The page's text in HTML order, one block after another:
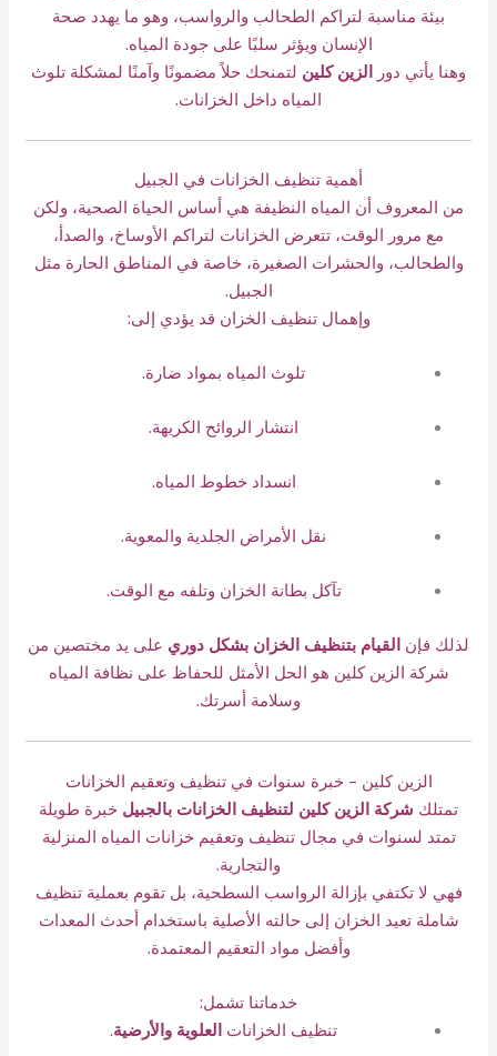
بيئة مناسبة لتراكم الطحالب والرواسب، وهو ما يهدد صحة
الإنسان ويؤثر سلبًا على جودة المياه.
وهنا يأتي دور الزين كلين لتمنحك حلاً مضمونًا وآمنًا لمشكلة تلوث
المياه داخل الخزانات.
أهمية تنظيف الخزانات في الجبيل
من المعروف أن المياه النظيفة هي أساس الحياة الصحية، ولكن
مع مرور الوقت، تتعرض الخزانات لتراكم الأوساخ، والصدأ،
والطحالب، والحشرات الصغيرة، خاصة في المناطق الحارة مثل
الجبيل.
وإهمال تنظيف الخزان قد يؤدي إلى:
تلوث المياه بمواد ضارة.
انتشار الروائح الكريهة.
انسداد خطوط المياه.
نقل الأمراض الجلدية والمعوية.
تآكل بطانة الخزان وتلفه مع الوقت.
لذلك فإن القيام بتنظيف الخزان بشكل دوري على يد مختصين من
شركة الزين كلين هو الحل الأمثل للحفاظ على نظافة المياه
وسلامة أسرتك.
الزين كلين – خبرة سنوات في تنظيف وتعقيم الخزانات
تمتلك شركة الزين كلين لتنظيف الخزانات بالجبيل خبرة طويلة
تمتد لسنوات في مجال تنظيف وتعقيم خزانات المياه المنزلية
والتجارية.
فهي لا تكتفي بإزالة الرواسب السطحية، بل تقوم بعملية تنظيف
شاملة تعيد الخزان إلى حالته الأصلية باستخدام أحدث المعدات
وأفضل مواد التعقيم المعتمدة.
خدماتنا تشمل:
تنظيف الخزانات العلوية والأرضية.